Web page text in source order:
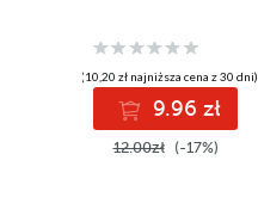
(10,20 zł najniższa cena z 30 dni)
9.96 zł
12.00zł (-17%)